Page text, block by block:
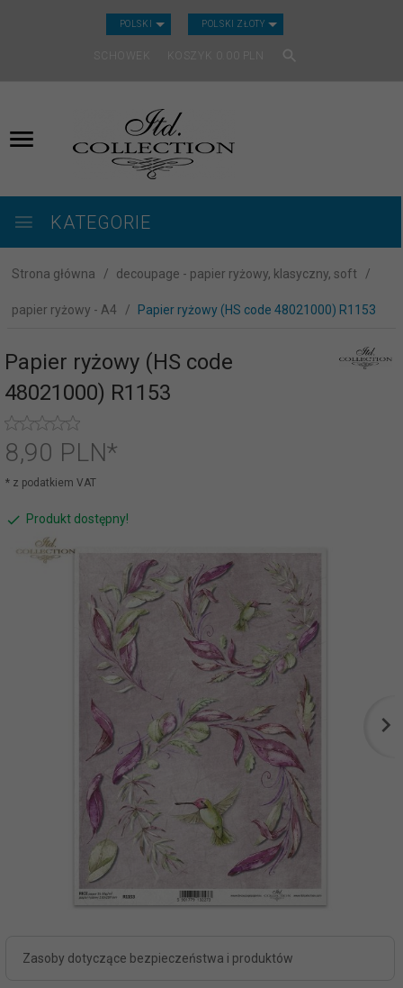
POLSKI CURRENCY_H
POLSKI ZŁOTY
SCHOWEK KOSZYK
KATEGORIE
Strona główna decoupage - papier ryżowy, klasyczny, soft
papier ryżowy - A4 Papier ryżowy (HS code 48021000) R1153
Papier ryżowy (HS code
48021000) R1153
8,90 PLN*
* z podatkiem VAT
Produkt dostępny!
Zasoby dotyczące bezpieczeństwa i produktów